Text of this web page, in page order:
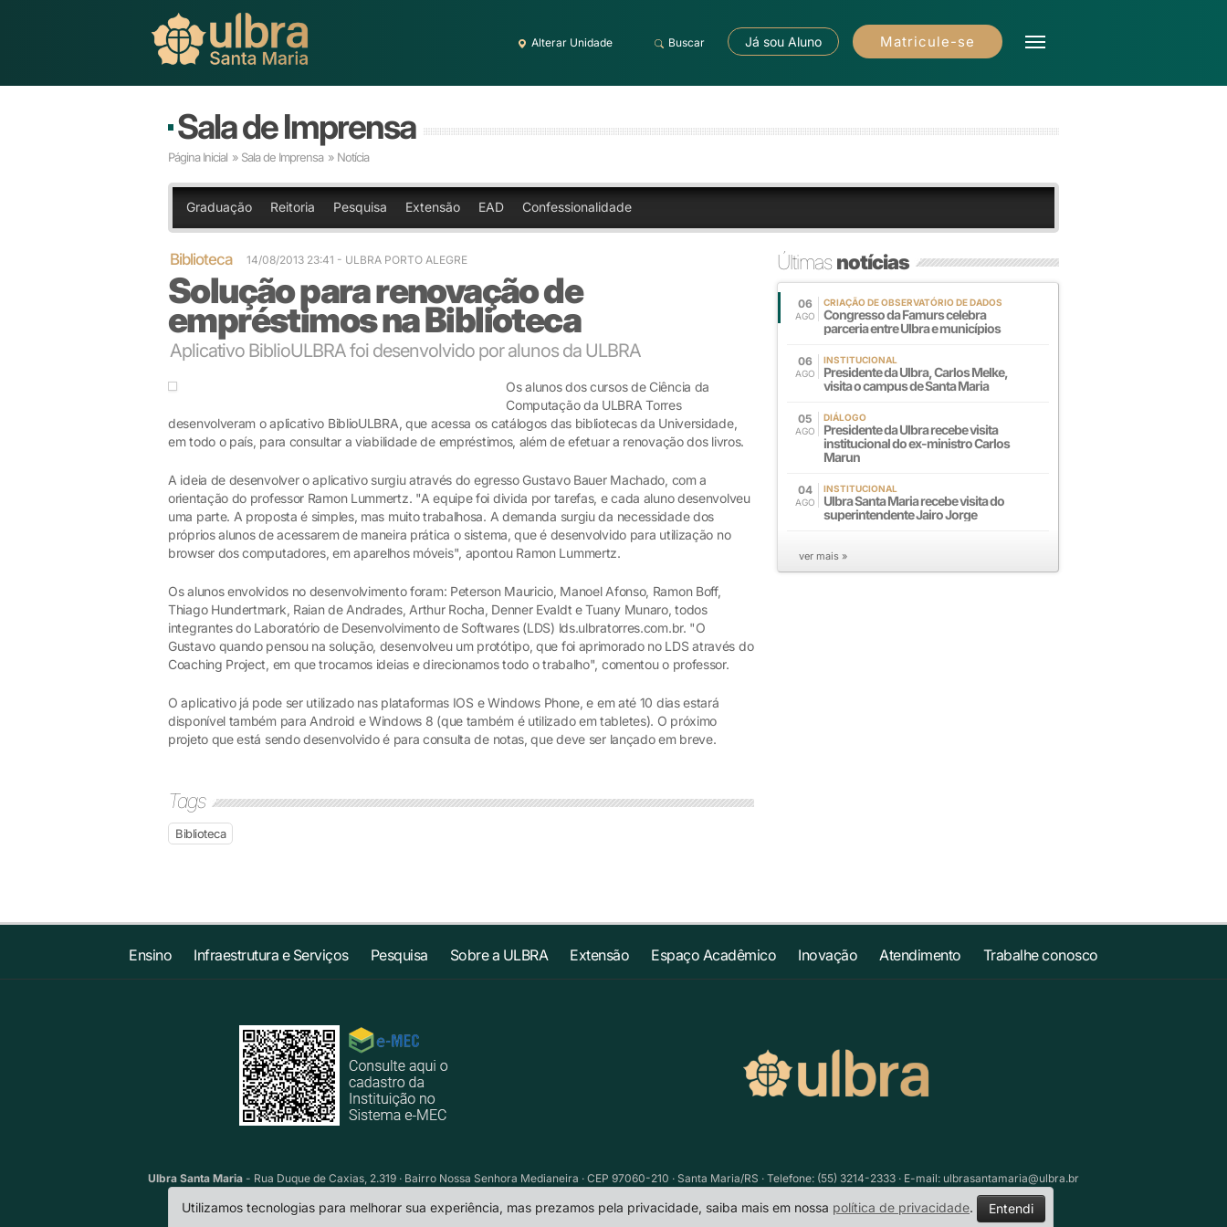
Alterar Unidade Buscar Já sou Aluno Matricule-se
Sala de Imprensa
Página Inicial » Sala de Imprensa » Notícia
Graduação Reitoria Pesquisa Extensão EAD Confessionalidade
Biblioteca 14/08/2013 23:41 - ULBRA PORTO ALEGRE
Solução para renovação de
empréstimos na Biblioteca
Aplicativo BiblioULBRA foi desenvolvido por alunos da ULBRA
Os alunos dos cursos de Ciência da
Computação da ULBRA Torres
desenvolveram o aplicativo BiblioULBRA, que acessa os catálogos das bibliotecas da Universidade,
em todo o país, para consultar a viabilidade de empréstimos, além de efetuar a renovação dos livros.
A ideia de desenvolver o aplicativo surgiu através do egresso Gustavo Bauer Machado, com a
orientação do professor Ramon Lummertz. "A equipe foi divida por tarefas, e cada aluno desenvolveu
uma parte. A proposta é simples, mas muito trabalhosa. A demanda surgiu da necessidade dos
próprios alunos de acessarem de maneira prática o sistema, que é desenvolvido para utilização no
browser dos computadores, em aparelhos móveis", apontou Ramon Lummertz.
Os alunos envolvidos no desenvolvimento foram: Peterson Mauricio, Manoel Afonso, Ramon Boff,
Thiago Hundertmark, Raian de Andrades, Arthur Rocha, Denner Evaldt e Tuany Munaro, todos
integrantes do Laboratório de Desenvolvimento de Softwares (LDS) lds.ulbratorres.com.br. "O
Gustavo quando pensou na solução, desenvolveu um protótipo, que foi aprimorado no LDS através do
Coaching Project, em que trocamos ideias e direcionamos todo o trabalho", comentou o professor.
O aplicativo já pode ser utilizado nas plataformas IOS e Windows Phone, e em até 10 dias estará
disponível também para Android e Windows 8 (que também é utilizado em tabletes). O próximo
projeto que está sendo desenvolvido é para consulta de notas, que deve ser lançado em breve.
Tags
Biblioteca
Últimasnotícias
06
AGO
CRIAÇÃO DE OBSERVATÓRIO DE DADOS
Congresso da Famurs celebra
parceria entre Ulbra e municípios
06
AGO
INSTITUCIONAL
Presidente da Ulbra, Carlos Melke,
visita o campus de Santa Maria
05
AGO
DIÁLOGO
Presidente da Ulbra recebe visita
institucional do ex-ministro Carlos
Marun
04
AGO
INSTITUCIONAL
Ulbra Santa Maria recebe visita do
superintendente Jairo Jorge
ver mais »
Ensino Infraestrutura e Serviços Pesquisa Sobre a ULBRA Extensão Espaço Acadêmico Inovação Atendimento Trabalhe conosco
Ulbra Santa Maria - Rua Duque de Caxias, 2.319 · Bairro Nossa Senhora Medianeira · CEP 97060-210 · Santa Maria/RS · Telefone: (55) 3214-2333 · E-mail: ulbrasantamaria@ulbra.br
Utilizamos tecnologias para melhorar sua experiência, mas prezamos pela privacidade, saiba mais em nossa política de privacidade. Entendi